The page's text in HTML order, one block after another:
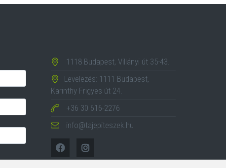
1118 Budapest, Villányi út 35-43.
Levelezés: 1111 Budapest,
Karinthy Frigyes út 24.
+36 30 616-2276
info@tajepiteszek.hu